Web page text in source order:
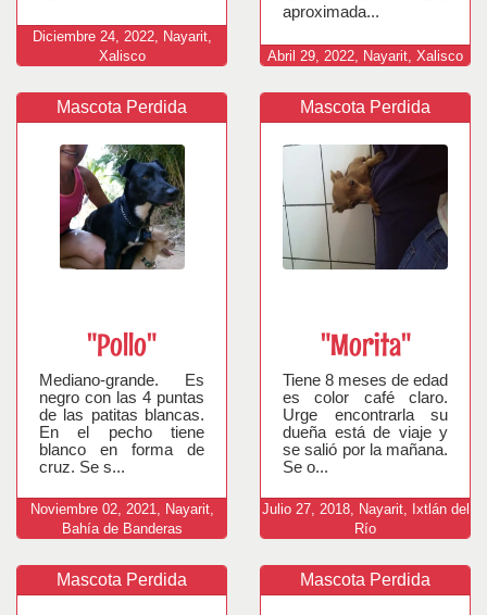
Diciembre 24, 2022, Nayarit,
Xalisco
aproximada...
Abril 29, 2022, Nayarit, Xalisco
Mascota Perdida
"Pollo"
Mediano-grande. Es
negro con las 4 puntas
de las patitas blancas.
En el pecho tiene
blanco en forma de
cruz. Se s...
Noviembre 02, 2021, Nayarit,
Bahía de Banderas
Mascota Perdida
"Morita"
Tiene 8 meses de edad
es color café claro.
Urge encontrarla su
dueña está de viaje y
se salió por la mañana.
Se o...
Julio 27, 2018, Nayarit, Ixtlán del
Río
Mascota Perdida Mascota Perdida